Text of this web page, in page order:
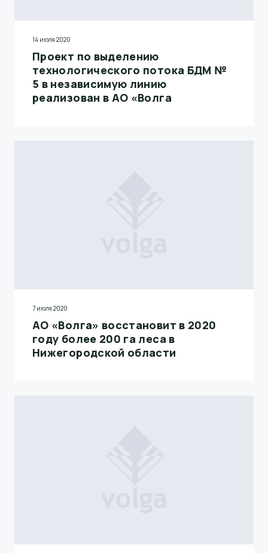
14 июля 2020
Проект по выделению
технологического потока БДМ №
5 в независимую линию
реализован в АО «Волга
7 июля 2020
АО «Волга» восстановит в 2020
году более 200 га леса в
Нижегородской области